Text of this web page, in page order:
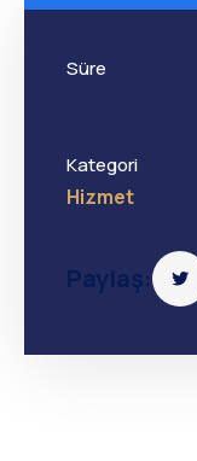
Süre
Kategori
Hizmet
Paylaş: